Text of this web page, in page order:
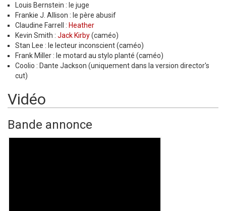
Louis Bernstein : le juge
Frankie J. Allison : le père abusif
Claudine Farrell : Heather
Kevin Smith : Jack Kirby(caméo)
Stan Lee : le lecteur inconscient (caméo)
Frank Miller : le motard au stylo planté (caméo)
Coolio : Dante Jackson (uniquement dans la version director's
cut)
Vidéo
Bande annonce